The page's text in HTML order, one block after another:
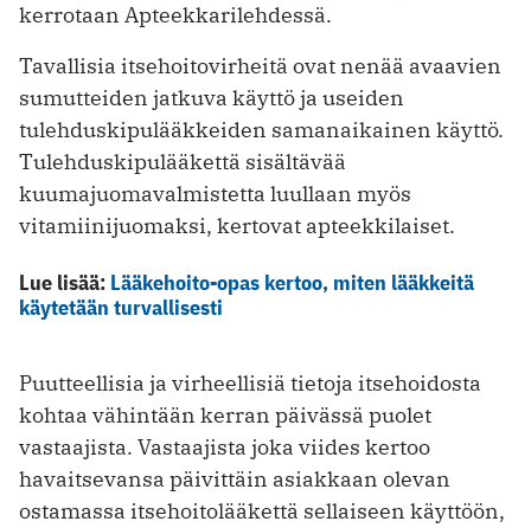
kerrotaan Apteekkarilehdessä.
Tavallisia itsehoitovirheitä ovat nenää avaavien
sumutteiden jatkuva käyttö ja useiden
tulehduskipulääkkeiden samanaikainen käyttö.
Tulehduskipulääkettä sisältävää
kuumajuomavalmistetta luullaan myös
vitamiinijuomaksi, kertovat apteekkilaiset.
Lue lisää: Lääkehoito-opas kertoo, miten lääkkeitä
käytetään turvallisesti
Puutteellisia ja virheellisiä tietoja itsehoidosta
kohtaa vähintään kerran päivässä puolet
vastaajista. Vastaajista joka viides kertoo
havaitsevansa päivittäin asiakkaan olevan
ostamassa itsehoitolääkettä sellaiseen käyttöön,